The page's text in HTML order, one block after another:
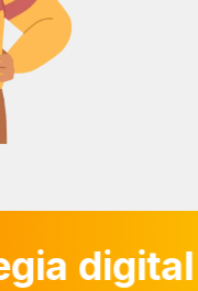
digital